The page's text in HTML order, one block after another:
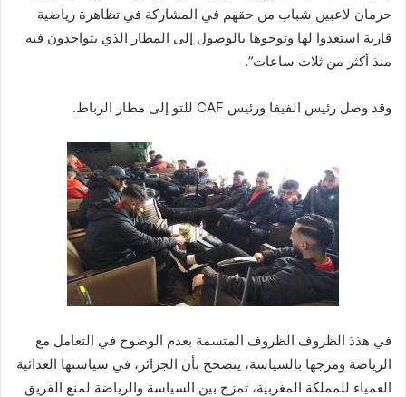
حرمان لاعبين شباب من حقهم في المشاركة في تظاهرة رياضية
قارية استعدوا لها وتوجوها بالوصول إلى المطار الذي يتواجدون فيه
منذ أكثر من ثلاث ساعات”.
وقد وصل رئيس الفيفا ورئيس CAF للتو إلى مطار الرباط.
في هذذ الظروف الظروف المتسمة بعدم الوضوح في التعامل مع
الرياضة ومزجها بالسياسة، يتضحح بأن الجزائر، في سياستها العدائية
العمياء للمملكة المغربية، تمزج بين السياسة والرياضة لمنع الفريق